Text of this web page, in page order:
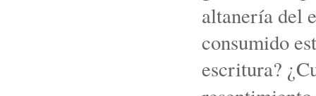
altanería del
consumido
escritura?